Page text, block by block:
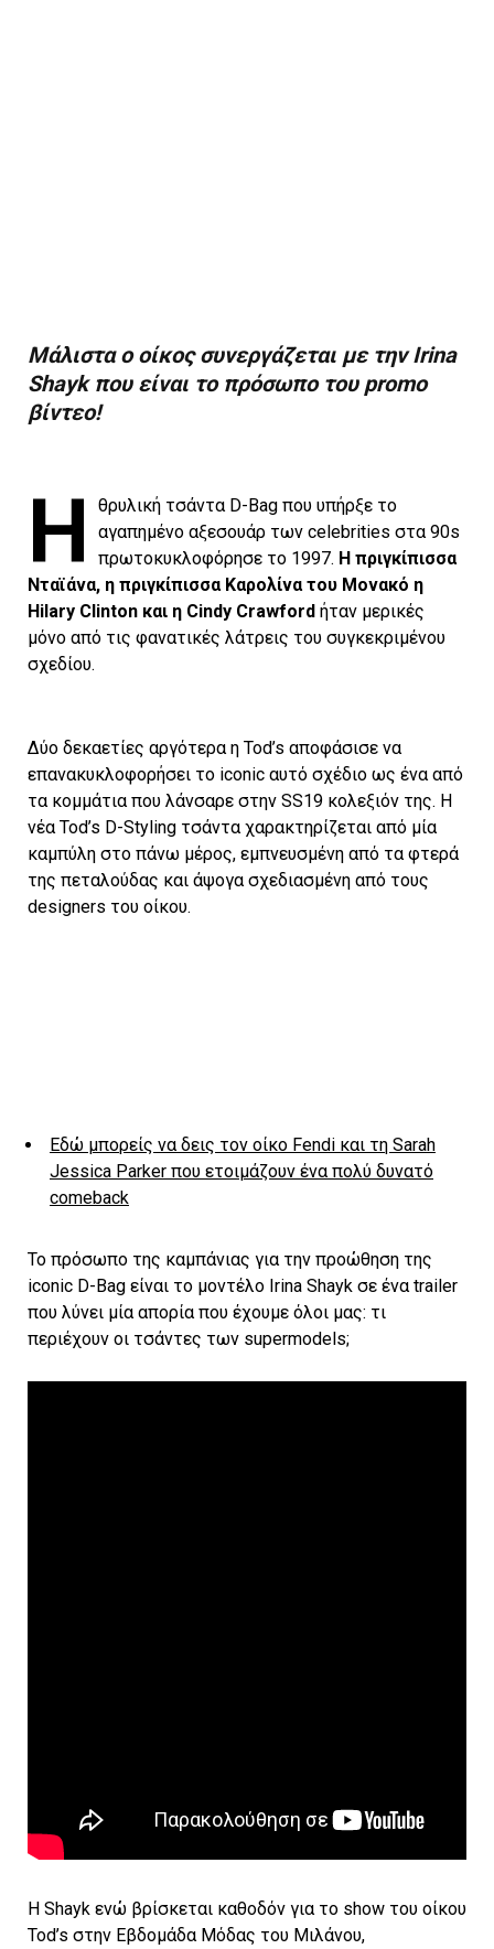
Μάλιστα ο οίκος συνεργάζεται με τηνIrina
Shayk που είναι το πρόσωπο του promo
βίντεο!
Η
θρυλική τσάντα D-Bag που υπήρξε το
αγαπημένο αξεσουάρ των celebrities στα 90s
πρωτοκυκλοφόρησε το 1997. Η πριγκίπισσα
Νταϊάνα, η πριγκίπισσα Καρολίνα του Μονακό η
Hilary Clinton και η Cindy Crawford ήταν μερικές
μόνο από τις φανατικές λάτρεις του συγκεκριμένου
σχεδίου.
Δύο δεκαετίες αργότερα η Tod’s αποφάσισε να
επανακυκλοφορήσει το iconic αυτό σχέδιο ως ένα από
τα κομμάτια που λάνσαρε στην SS19 κολεξιόν της. Η
νέα Tod’s D-Styling τσάντα χαρακτηρίζεται από μία
καμπύλη στο πάνω μέρος, εμπνευσμένη από τα φτερά
της πεταλούδας και άψογα σχεδιασμένη από τους
designers του οίκου.
Εδώ μπορείς να δεις τον οίκο Fendi και τη Sarah
Jessica Parker που ετοιμάζουν ένα πολύ δυνατό
comeback
Το πρόσωπο της καμπάνιας για την προώθηση της
iconic D-Bag είναι το μοντέλο Irina Shayk σε ένα trailer
που λύνει μία απορία που έχουμε όλοι μας: τι
περιέχουν οι τσάντες των supermodels;
Η Shayk ενώ βρίσκεται καθοδόν για το show του οίκου
Tod’s στην Εβδομάδα Μόδας του Μιλάνου,